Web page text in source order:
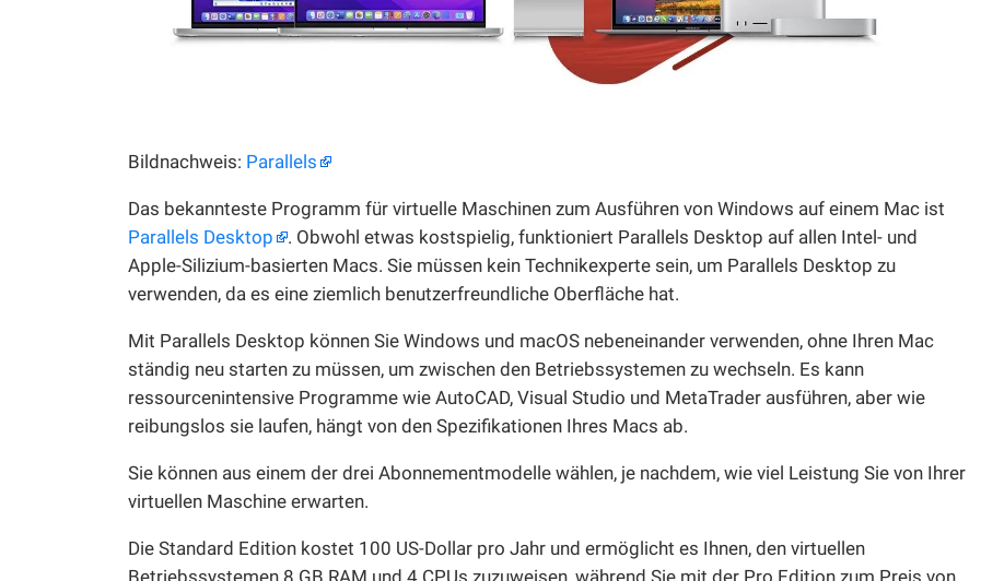
Bildnachweis: Parallels
Das bekannteste Programm für virtuelle Maschinen zum Ausführen von Windows auf einem Mac ist
Parallels Desktop
. Obwohl etwas kostspielig, funktioniert Parallels Desktop auf allen Intel- und
Apple-Silizium-basierten Macs. Sie müssen kein Technikexperte sein, um Parallels Desktop zu
verwenden, da es eine ziemlich benutzerfreundliche Oberfläche hat.
Mit Parallels Desktop können Sie Windows und macOS nebeneinander verwenden, ohne Ihren Mac
ständig neu starten zu müssen, um zwischen den Betriebssystemen zu wechseln. Es kann
ressourcenintensive Programme wie AutoCAD, Visual Studio und MetaTrader ausführen, aber wie
reibungslos sie laufen, hängt von den Spezifikationen Ihres Macs ab.
Sie können aus einem der drei Abonnementmodelle wählen, je nachdem, wie viel Leistung Sie von Ihrer
virtuellen Maschine erwarten.
Die Standard Edition kostet 100 US-Dollar pro Jahr und ermöglicht es Ihnen, den virtuellen
Betriebssystemen 8 GB RAM und 4 CPUs zuzuweisen, während Sie mit der Pro Edition zum Preis von